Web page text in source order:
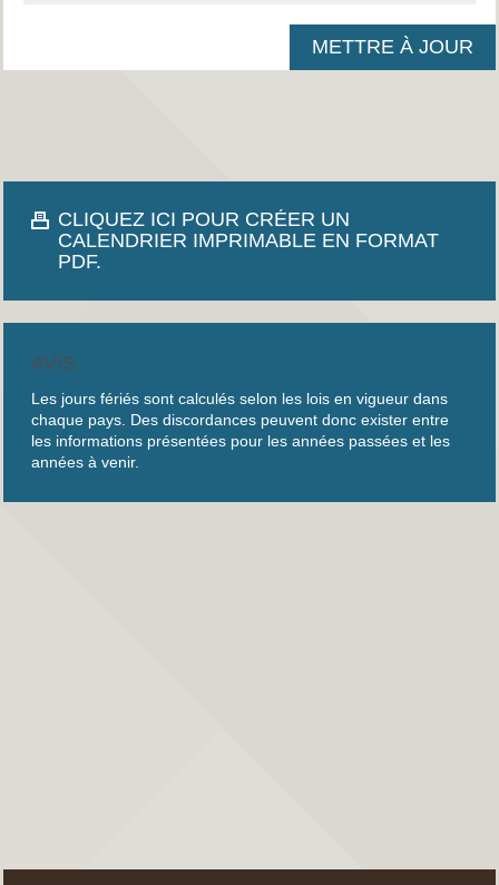
CLIQUEZ ICI POUR CRÉER UN
CALENDRIER IMPRIMABLE EN FORMAT
PDF.
AVIS
Les jours fériés sont calculés selon les lois en vigueur dans
chaque pays. Des discordances peuvent donc exister entre
les informations présentées pour les années passées et les
années à venir.